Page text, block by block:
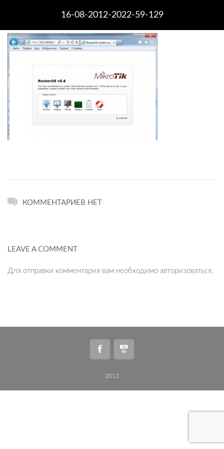
16-08-2012-2022-59-129
КОММЕНТАРИЕВ НЕТ
LEAVE A COMMENT
Для отправки комментария вам необходимо авторизоваться.
2012